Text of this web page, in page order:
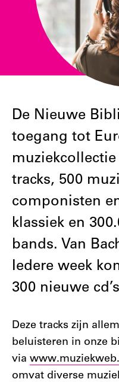
De Nieuwe
toegang tot
tracks, 500
componisten
klassiek en
bands. Van
Iedere week
300 nieuwe
Deze tracks zijn
beluisteren in onze
via
omvat diverse